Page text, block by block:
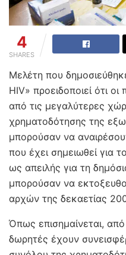
4
SHARES
Μελέτη που
HIV» προειδοποιεί ότι
από τις μεγαλύτερες
χρηματοδότησης της
μπορούσαν να
που έχει σημειωθεί για
ως απειλής για τη
μπορούσαν να
αρχών της δεκαετίας
Όπως επισημαίνεται, από
δωρητές έχουν